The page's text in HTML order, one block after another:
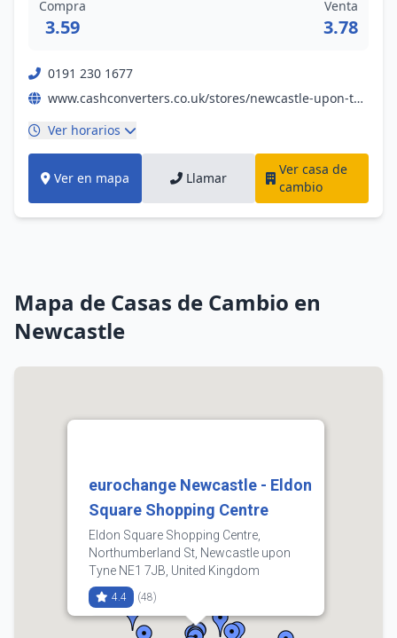
Compra
3.59
Venta
3.78
0191 230 1677
www.cashconverters.co.uk/stores/newcastle-upon-tyne
Ver horarios
Ver en mapa Llamar
Ver casa de
cambio
Mapa de Casas de Cambio en
Newcastle
eurochange Newcastle - Eldon
Square Shopping Centre
Eldon Square Shopping Centre,
Northumberland St, Newcastle upon
Tyne NE1 7JB, United Kingdom
4.4 (48)
Compra Venta